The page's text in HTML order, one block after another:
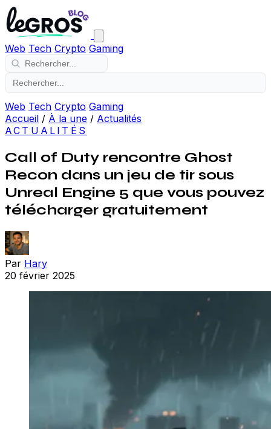
Web Tech Crypto Gaming
Web Tech Crypto Gaming
Accueil / À la une / Actualités
ACTUALITÉS
Call of Duty rencontre Ghost
Recon dans un jeu de tir sous
Unreal Engine 5 que vous pouvez
télécharger gratuitement
Par Hary
20 février 2025